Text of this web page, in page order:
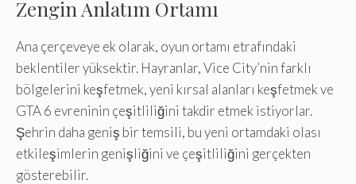
Zengin Anlatım Ortamı
Ana çerçeveye ek olarak, oyun ortamı etrafındaki
beklentiler yüksektir. Hayranlar, Vice City’nin farklı
bölgelerini keşfetmek, yeni kırsal alanları keşfetmek ve
GTA 6 evreninin çeşitliliğini takdir etmek istiyorlar.
Şehrin daha geniş bir temsili, bu yeni ortamdaki olası
etkileşimlerin genişliğini ve çeşitliliğini gerçekten
gösterebilir.